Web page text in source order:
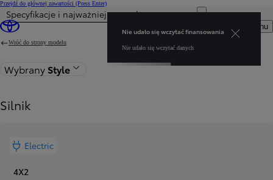
Przejdź do głównej zawartości (Press Enter)
Otwórz menu
Nie udało się wczytać finansowania Nie udało się wczytać danych
Nie udało się wczytać finansowania
Nie udało się wczytać danych
Specyfikacje i najważniejsze cechy
Wróć do strony modelu
Wybrany Style
Silnik
Electric
4X2